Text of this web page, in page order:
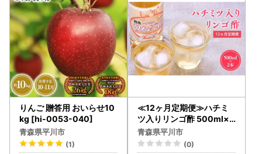
りんご 贈答用 おいらせ10
kg [hi-0053-040]
青森県平川市
(1)
≪12ヶ月定期便≫ハチミ
ツ入りリンゴ酢 500ml×2
本
青森県平川市
(0)